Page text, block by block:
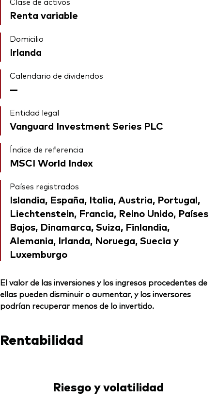
Renta variable
Domicilio
Irlanda
Calendario de dividendos
—
Entidad legal
Vanguard Investment Series PLC
Índice de referencia
MSCI World Index
Países registrados
Islandia, España, Italia, Austria, Portugal,
Liechtenstein, Francia, Reino Unido, Países
Bajos, Dinamarca, Suiza, Finlandia,
Alemania, Irlanda, Noruega, Suecia y
Luxemburgo
El valor de las inversiones y los ingresos procedentes de
ellas pueden disminuir o aumentar, y los inversores
podrían recuperar menos de lo invertido.
Rentabilidad
Riesgo y volatilidad